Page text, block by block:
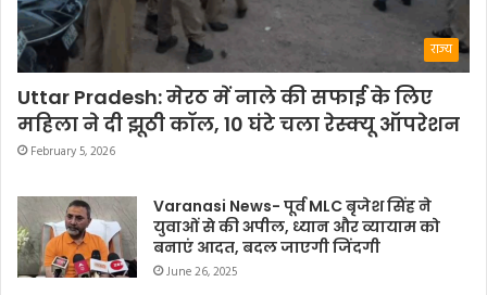
राज्य
Uttar Pradesh: मेरठ में नाले की सफाई के लिए
महिला ने दी झूठी कॉल, 10 घंटे चला रेस्क्यू ऑपरेशन
February 5, 2026
Varanasi News- पूर्व MLC बृजेश सिंह ने
युवाओं से की अपील, ध्यान और व्यायाम को
बनाएं आदत, बदल जाएगी जिंदगी
June 26, 2025